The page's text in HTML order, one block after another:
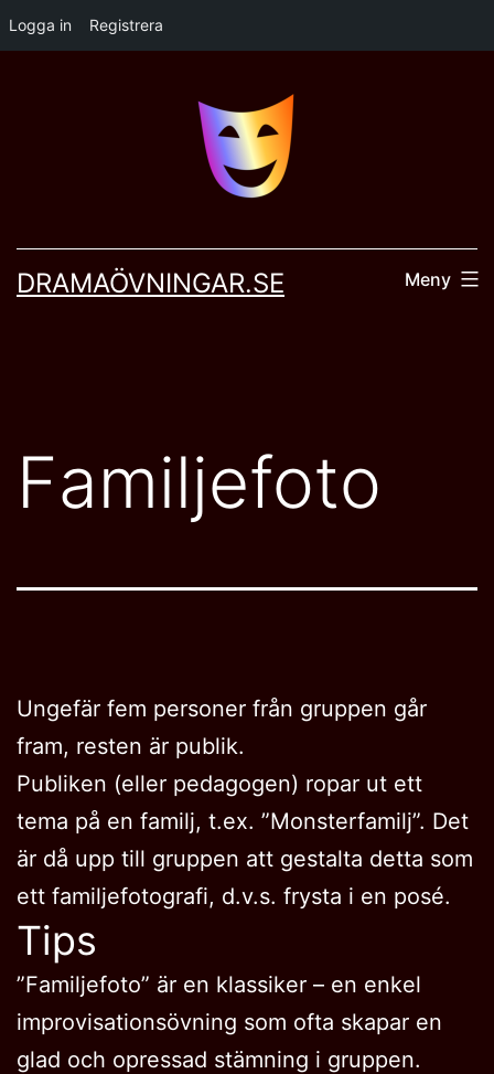
Logga in Registrera
DRAMAÖVNINGAR.SE Meny
Familjefoto
Ungefär fem personer från gruppen går
fram, resten är publik.
Publiken (eller pedagogen) ropar ut ett
tema på en familj, t.ex. ”Monsterfamilj”. Det
är då upp till gruppen att gestalta detta som
ett familjefotografi, d.v.s. frysta i en posé.
Tips
”Familjefoto” är en klassiker – en enkel
improvisationsövning som ofta skapar en
glad och opressad stämning i gruppen.